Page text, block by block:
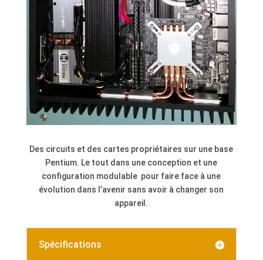
Des circuits et des cartes propriétaires sur une base
Pentium. Le tout dans une conception et une
configuration modulable pour faire face à une
évolution dans l’avenir sans avoir à changer son
appareil.
Spécifications